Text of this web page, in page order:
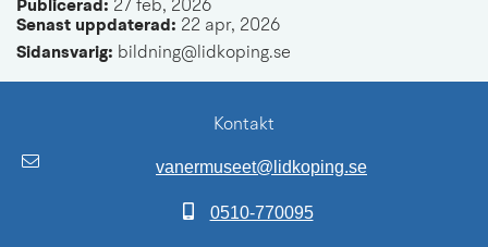
Publicerad: 27 feb, 2026
Senast uppdaterad: 22 apr, 2026
Sidansvarig: bildning@lidkoping.se
Kontakt
vanermuseet@lidkoping.se
0510-770095